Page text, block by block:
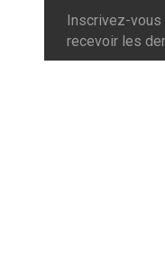
Inscrivez-vous
recevoir les